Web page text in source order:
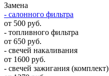
Замена
- салонного фильтра
от 500 руб.
- топливного фильтра
от 650 руб.
- свечей накаливания
от 1600 руб.
- свечей зажигания (комплект)